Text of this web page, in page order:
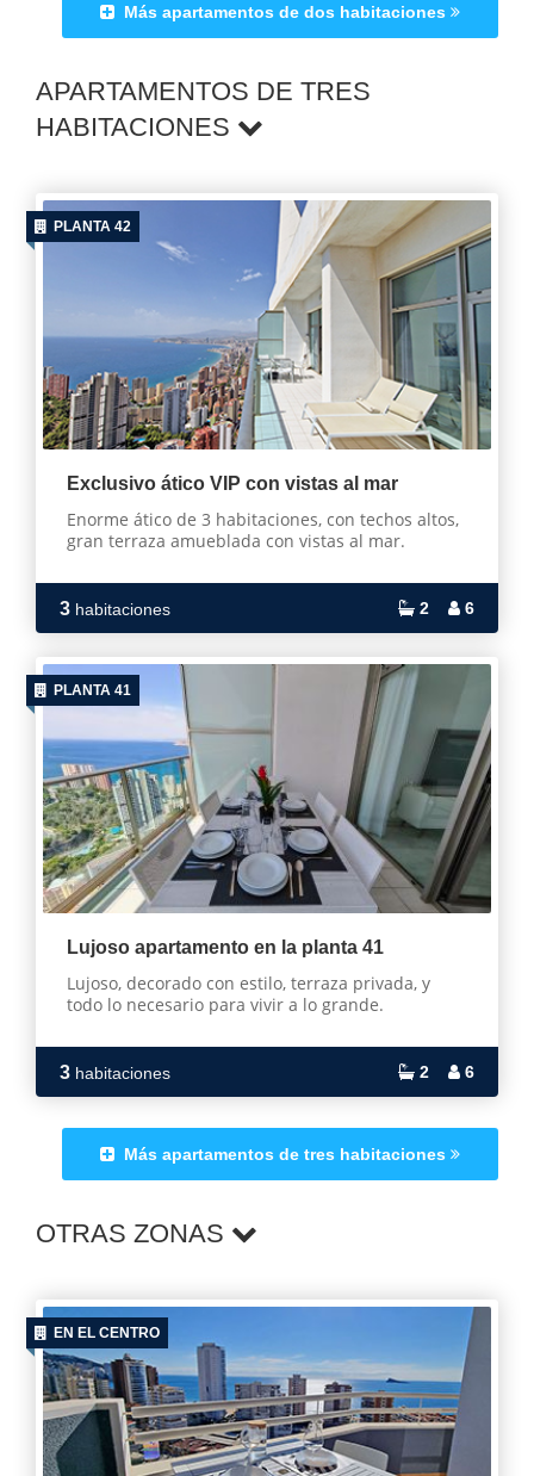
Más apartamentos de dos habitaciones
APARTAMENTOS DE TRES
HABITACIONES
PLANTA 42
Exclusivo ático VIP con vistas al mar
Enorme ático de 3 habitaciones, con techos altos,
gran terraza amueblada con vistas al mar.
3 habitaciones 2 6
PLANTA 41
Lujoso apartamento en la planta 41
Lujoso, decorado con estilo, terraza privada, y
todo lo necesario para vivir a lo grande.
3 habitaciones 2 6
Más apartamentos de tres habitaciones
OTRAS ZONAS
EN EL CENTRO